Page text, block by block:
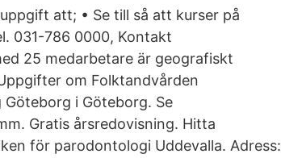
att; • Se till så att kurser på
031-786 0000, Kontakt
25 medarbetare är geografiskt
om Folktandvården
i Göteborg. Se
Gratis årsredovisning. Hitta
för parodontologi Uddevalla. Adress: